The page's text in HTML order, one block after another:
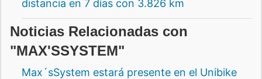
distancia en 7 días con 3.826 km
Noticias Relacionadas con
"MAX'SSYSTEM"
Max´sSystem estará presente en el Unibike